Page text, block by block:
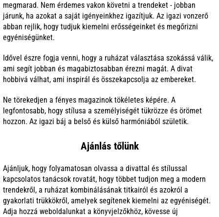
megmarad. Nem érdemes vakon követni a trendeket - jobban
járunk, ha azokat a saját igényeinkhez igazítjuk. Az igazi vonzerő
abban rejlik, hogy tudjuk kiemelni erősségeinket és megőrizni
egyéniségünket.
Idővel észre fogja venni, hogy a ruházat választása szokássá válik,
ami segít jobban és magabiztosabban érezni magát. A divat
hobbivá válhat, ami inspirál és összekapcsolja az embereket.
Ne törekedjen a fényes magazinok tökéletes képére. A
legfontosabb, hogy stílusa a személyiségét tükrözze és örömet
hozzon. Az igazi báj a belső és külső harmóniából születik.
Ajánlás tőlünk
Ajánljuk, hogy folyamatosan olvassa a divattal és stílussal
kapcsolatos tanácsok rovatát, hogy többet tudjon meg a modern
trendekről, a ruházat kombinálásának titkairól és azokról a
gyakorlati trükkökről, amelyek segítenek kiemelni az egyéniségét.
Adja hozzá weboldalunkat a könyvjelzőkhöz, kövesse új